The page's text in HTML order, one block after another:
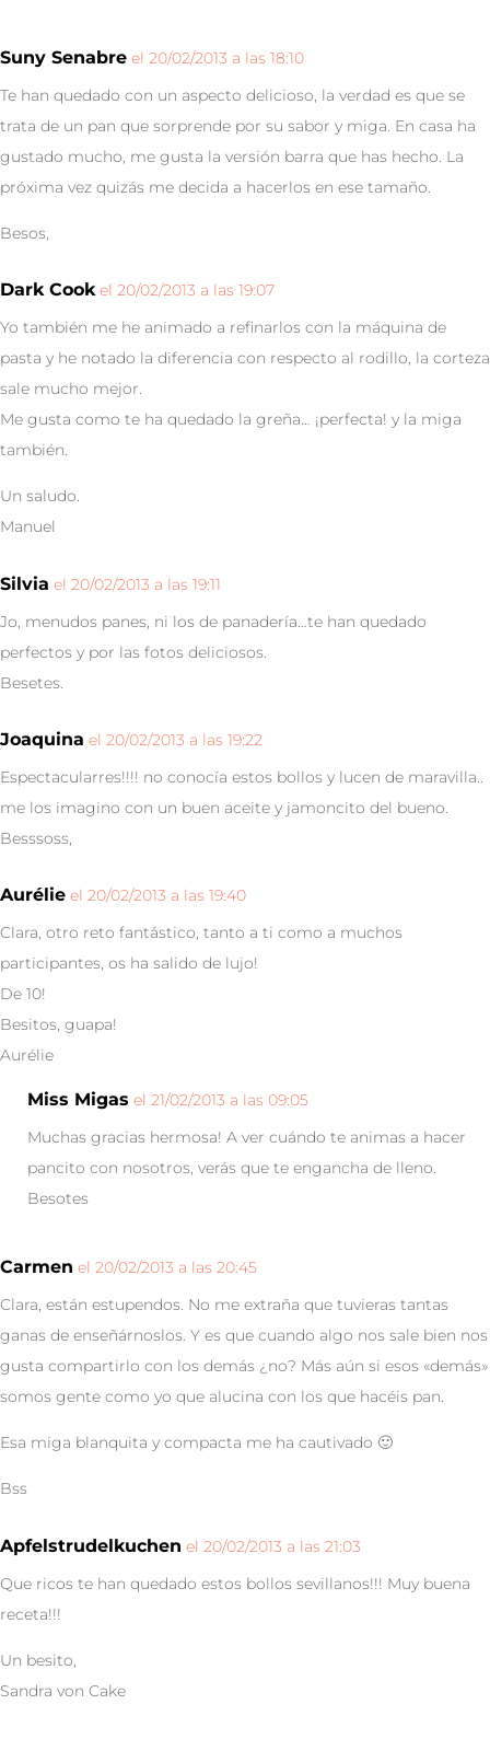
Suny Senabre el 20/02/2013 a las 18:10
Te han quedado con un aspecto delicioso, la verdad es que se
trata de un pan que sorprende por su sabor y miga. En casa ha
gustado mucho, me gusta la versión barra que has hecho. La
próxima vez quizás me decida a hacerlos en ese tamaño.
Besos,
Dark Cook el 20/02/2013 a las 19:07
Yo también me he animado a refinarlos con la máquina de
pasta y he notado la diferencia con respecto al rodillo, la corteza
sale mucho mejor.
Me gusta como te ha quedado la greña… ¡perfecta! y la miga
también.
Un saludo.
Manuel
Silvia el 20/02/2013 a las 19:11
Jo, menudos panes, ni los de panadería…te han quedado
perfectos y por las fotos deliciosos.
Besetes.
Joaquina el 20/02/2013 a las 19:22
Espectacularres!!!! no conocía estos bollos y lucen de maravilla..
me los imagino con un buen aceite y jamoncito del bueno.
Besssoss,
Aurélie el 20/02/2013 a las 19:40
Clara, otro reto fantástico, tanto a ti como a muchos
participantes, os ha salido de lujo!
De 10!
Besitos, guapa!
Aurélie
Miss Migas el 21/02/2013 a las 09:05
Muchas gracias hermosa! A ver cuándo te animas a hacer
pancito con nosotros, verás que te engancha de lleno.
Besotes
Carmen el 20/02/2013 a las 20:45
Clara, están estupendos. No me extraña que tuvieras tantas
ganas de enseñárnoslos. Y es que cuando algo nos sale bien nos
gusta compartirlo con los demás ¿no? Más aún si esos «demás»
somos gente como yo que alucina con los que hacéis pan.
Esa miga blanquita y compacta me ha cautivado 🙂
Bss
Apfelstrudelkuchen el 20/02/2013 a las 21:03
Que ricos te han quedado estos bollos sevillanos!!! Muy buena
receta!!!
Un besito,
Sandra von Cake